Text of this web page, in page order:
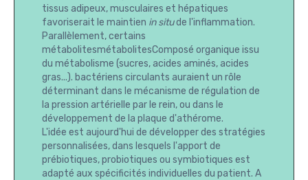
tissus adipeux, musculaires et hépatiques
favoriserait le maintien in situde l'inflammation.
Parallèlement, certains
métabolitesmétabolitesComposé organique issu
du métabolisme (sucres, acides aminés, acides
gras...). bactériens circulants auraient un rôle
déterminant dans le mécanisme de régulation de
la pression artérielle par le rein, ou dans le
développement de la plaque d'athérome.
L'idée est aujourd'hui de développer des stratégies
personnalisées, dans lesquels l'apport de
prébiotiques, probiotiques ou symbiotiques est
adapté aux spécificités individuelles du patient. A